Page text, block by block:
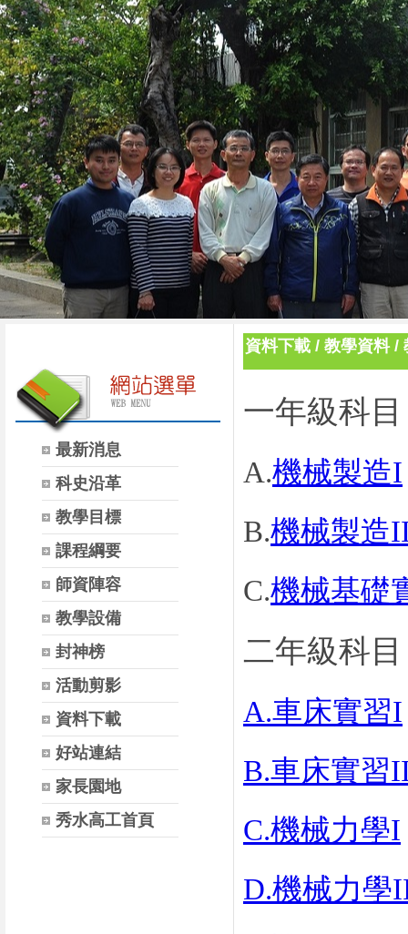
最新消息
科史沿革
教學目標
課程綱要
師資陣容
教學設備
封神榜
活動剪影
資料下載
好站連結
家長園地
秀水高工首頁
資料下載 / 教學資料/
一年級科目
A.機械製造I
B.機械製造
C.機械基礎
二年級科目
A.車床實習I
B.車床實習
C.機械力學I
D.機械力學